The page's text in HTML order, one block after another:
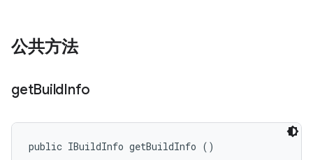
公共方法
getBuildInfo
public IBuildInfo getBuildInfo ()